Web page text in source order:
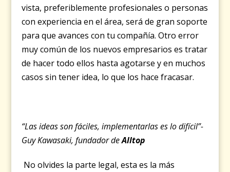
vista, preferiblemente profesionales o personas
con experiencia en el área, será de gran soporte
para que avances con tu compañía. Otro error
muy común de los nuevos empresarios es tratar
de hacer todo ellos hasta agotarse y en muchos
casos sin tener idea, lo que los hace fracasar.
“Las ideas son fáciles, implementarlas es lo difícil”-
Guy Kawasaki, fundador deAlltop
No olvides la parte legal, esta es la más